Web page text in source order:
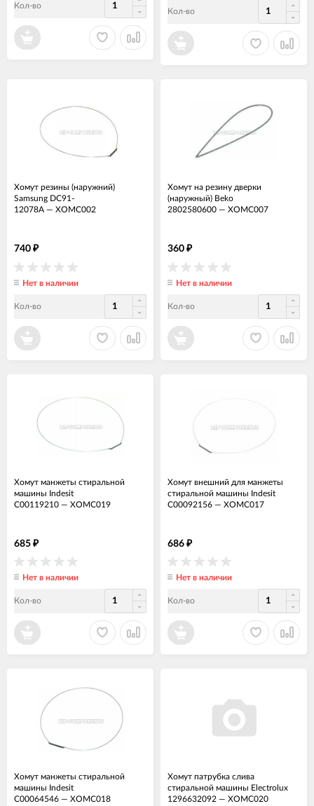
Кол-во
Кол-во
Хомут резины (наружний)
Samsung DC91-
12078A — ХОМС002
740 ₽
Нет в наличии
Кол-во
Хомут на резину дверки
(наружный) Beko
2802580600 — ХОМС007
360 ₽
Нет в наличии
Кол-во
Хомут манжеты стиральной
машины Indesit
C00119210 — ХОМС019
685 ₽
Нет в наличии
Кол-во
Хомут внешний для манжеты
стиральной машины Indesit
C00092156 — ХОМС017
686 ₽
Нет в наличии
Кол-во
Хомут манжеты стиральной
машины Indesit
C00064546 — ХОМС018
Хомут патрубка слива
стиральной машины Electrolux
1296632092 — ХОМС020